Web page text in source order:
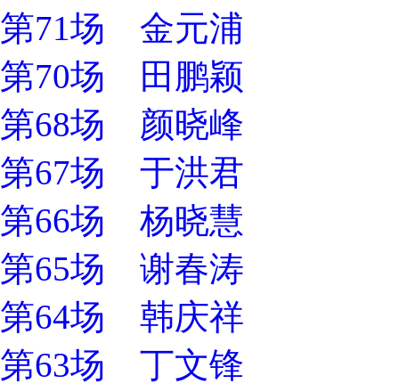
第71场 金元浦
第70场 田鹏颖
第68场 颜晓峰
第67场 于洪君
第66场 杨晓慧
第65场 谢春涛
第64场 韩庆祥
第63场 丁文锋